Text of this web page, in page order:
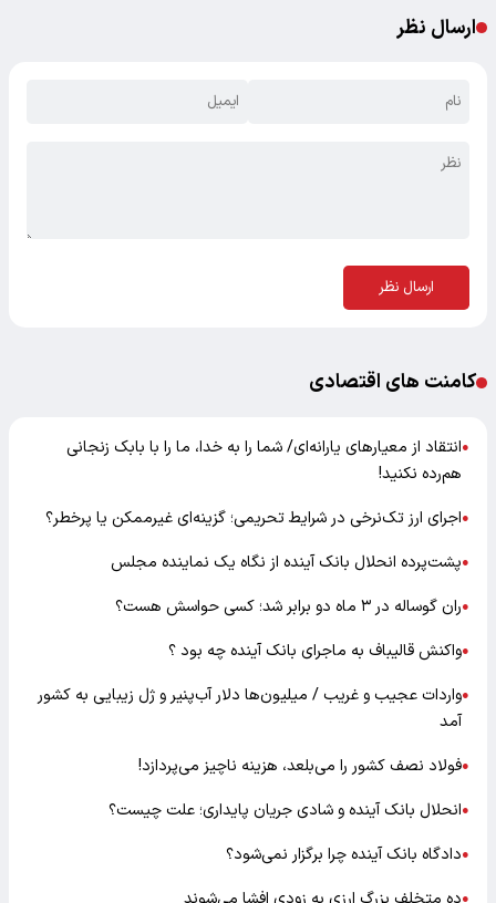
ارسال نظر
ارسال نظر
کامنت های اقتصادی
●انتقاد از معیارهای یارانه‌ای/ شما را به خدا، ما را با بابک زنجانی
هم‌رده نکنید!
●اجرای ارز تک‌نرخی در شرایط تحریمی؛ گزینه‌ای غیرممکن یا پرخطر؟
●پشت‌پرده انحلال بانک آینده از نگاه یک نماینده مجلس
●ران گوساله در ۳ ماه دو برابر شد؛ کسی حواسش هست؟
●واکنش قالیباف به ماجرای بانک آینده چه بود ؟
●واردات عجیب و غریب / میلیون‌ها دلار آب‌پنیر و ژل زیبایی به کشور
آمد
●فولاد نصف کشور را می‌بلعد، هزینه ناچیز می‌پردازد!
●انحلال بانک آینده و شادی جریان پایداری؛ علت چیست؟
●دادگاه بانک آینده چرا برگزار نمی‌شود؟
●